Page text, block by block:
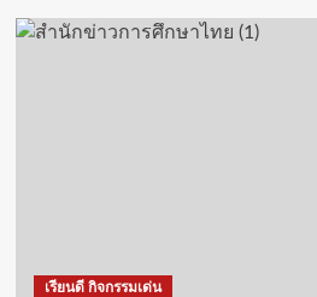
เรียนดี กิจกรรมเด่น